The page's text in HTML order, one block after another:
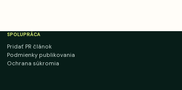
SPOLUPRÁCA
Pridať PR článok
Podmienky publikovania
Ochrana súkromia